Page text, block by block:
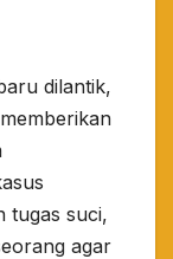
dilantik,
tugas suci,
agar